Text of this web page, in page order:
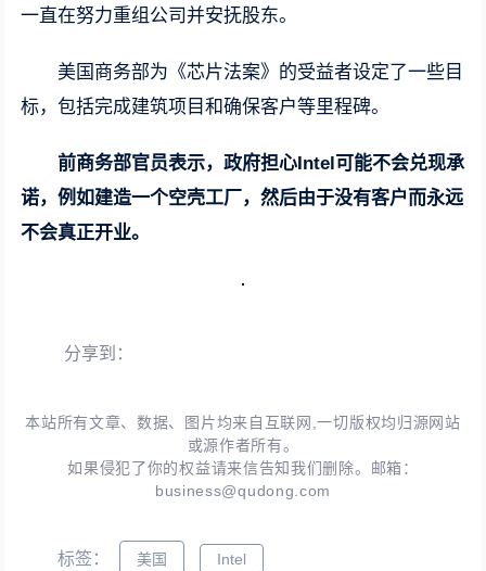
一直在努力重组公司并安抚股东。
美国商务部为《芯片法案》的受益者设定了一些目
标，包括完成建筑项目和确保客户等里程碑。
前商务部官员表示，政府担心Intel可能不会兑现承
诺，例如建造一个空壳工厂，然后由于没有客户而永远
不会真正开业。
分享到：
本站所有文章、数据、图片均来自互联网,一切版权均归源网站
或源作者所有。
如果侵犯了你的权益请来信告知我们删除。邮箱：
business@qudong.com
标签： 美国 Intel